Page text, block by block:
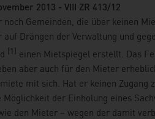
2013 - VIII ZR 413/12
Gemeinden, die über keinen
Drängen der Verwaltung und
[1 ] einen Mietspiegel erstellt. Das
aber auch für den Mieter
mit sich. Hat er keinen
der Einholung eines
den Mieter – wegen der damit